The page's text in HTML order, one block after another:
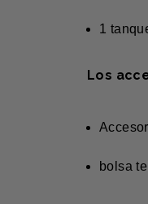
1
Los
bolsa